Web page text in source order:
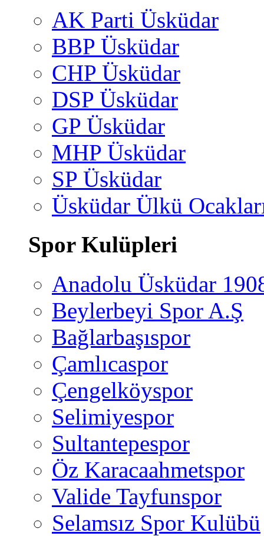
AK Parti Üsküdar
BBP Üsküdar
CHP Üsküdar
DSP Üsküdar
GP Üsküdar
MHP Üsküdar
SP Üsküdar
Üsküdar Ülkü
Spor Kulüpleri
Anadolu Üsküdar
Beylerbeyi Spor A.Ş
Bağlarbaşıspor
Çamlıcaspor
Çengelköyspor
Selimiyespor
Sultantepespor
Öz Karacaahmetspor
Valide Tayfunspor
Selamsız Spor Kulübü